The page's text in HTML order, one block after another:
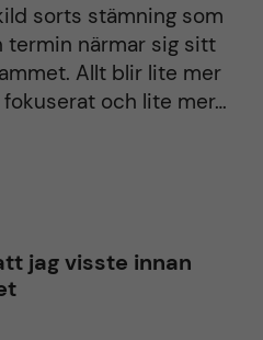
sorts stämning som
termin närmar sig sitt
Allt blir lite mer
och lite mer…
jag visste innan